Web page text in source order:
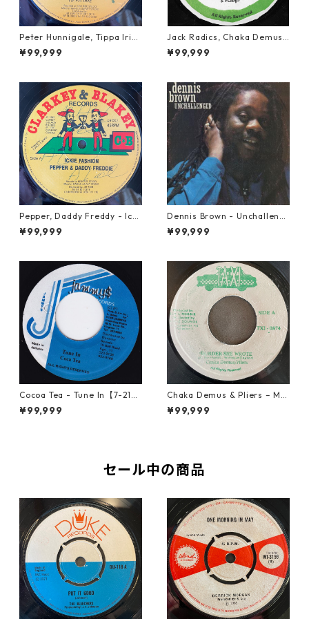
Peter Hunnigale, Tippa Irie
- Raggamuffin Girl【12-50
045】
¥99,999
Jack Radics, Chaka Demus
& Pliers - Twist And Shout
【7-21830】
¥99,999
Pepper, Daddy Freddy - Icki
e Fashion【12-50044】
¥99,999
Dennis Brown - Unchalleng
ed【LP-70046】
¥99,999
Cocoa Tea - Tune In【7-2187
2】
¥99,999
Chaka Demus & Pliers – Mu
rder She Wrote【7-21777】
¥99,999
セール中の商品